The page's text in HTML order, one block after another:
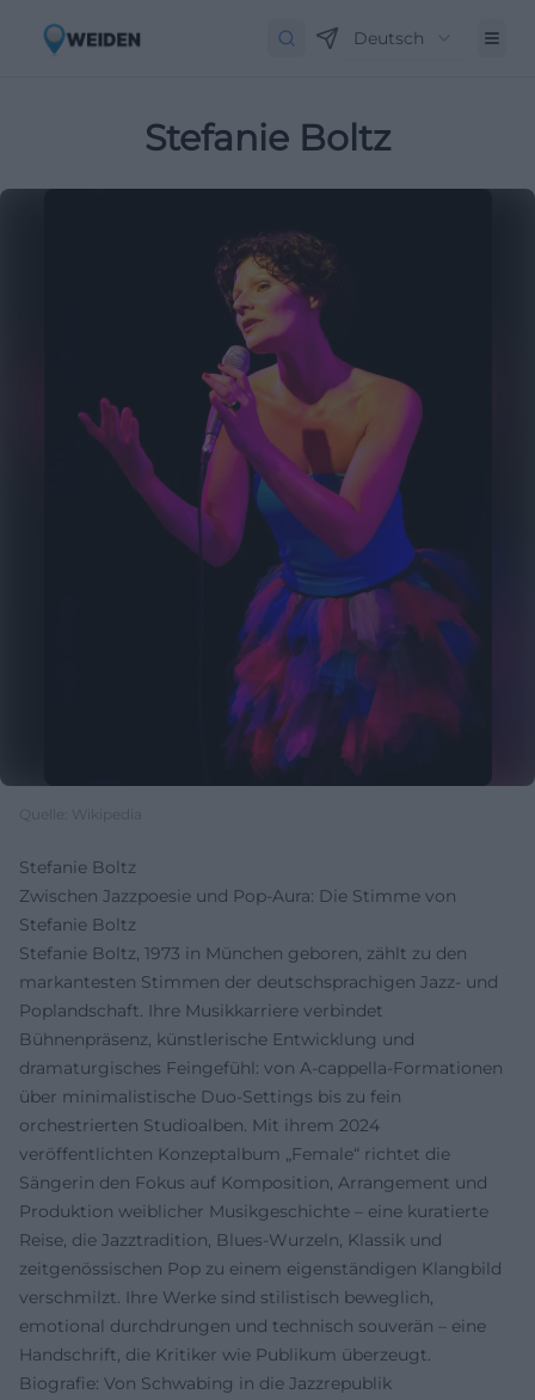
Deutsch
Stefanie Boltz
Quelle: Wikipedia
Stefanie Boltz
Zwischen Jazzpoesie und Pop-Aura: Die Stimme von
Stefanie Boltz
Stefanie Boltz, 1973 in München geboren, zählt zu den
markantesten Stimmen der deutschsprachigen Jazz- und
Poplandschaft. Ihre Musikkarriere verbindet
Bühnenpräsenz, künstlerische Entwicklung und
dramaturgisches Feingefühl: von A‑cappella-Formationen
über minimalistische Duo-Settings bis zu fein
orchestrierten Studioalben. Mit ihrem 2024
veröffentlichten Konzeptalbum „Female“ richtet die
Sängerin den Fokus auf Komposition, Arrangement und
Produktion weiblicher Musikgeschichte – eine kuratierte
Reise, die Jazztradition, Blues-Wurzeln, Klassik und
zeitgenössischen Pop zu einem eigenständigen Klangbild
verschmilzt. Ihre Werke sind stilistisch beweglich,
emotional durchdrungen und technisch souverän – eine
Handschrift, die Kritiker wie Publikum überzeugt.
Biografie: Von Schwabing in die Jazzrepublik